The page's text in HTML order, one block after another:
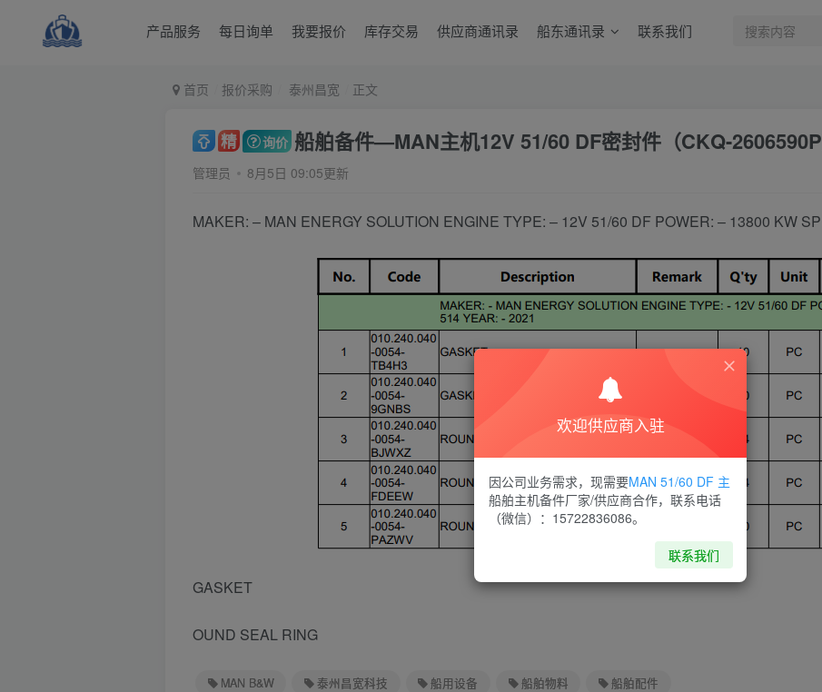
产品服务 每日询单 我要报价 库存交易 供应商通讯录 船东通讯录 联系我们
首页 报价采购 泰州昌宽 正文
精 询价 船舶备件—MAN主机12V 51/60 DF密封件（CKQ-
管理员 8月5日 09:05更新
MAKER: – MAN ENERGY SOLUTION ENGINE TYPE: – 12V 51/60 DF POWER: – 13800 KW
GASKET
OUND SEAL RING
MAN B&W 泰州昌宽科技 船用设备 船舶物料 船舶配件
欢迎供应商入驻
因公司业务需求，现需要MAN 51/60 DF 主
船舶主机备件厂家/供应商合作，联系电话
（微信）：15722836086。
联系我们